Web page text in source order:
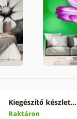
Kiegészítő készlet…
Raktáron